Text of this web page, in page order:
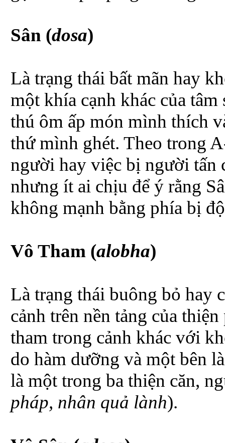
Sân (dosa)
Là trạng thái bất mãn hay
một khía cạnh khác của
thú ôm ấp món mình thích
thứ mình ghét. Theo trong
người hay việc bị người tấn
nhưng ít ai chịu để ý rằng
không mạnh bằng phía bị
Vô Tham (alobha)
Là trạng thái buông bỏ hay
cảnh trên nền tảng của
tham trong cảnh khác với
do hàm dưỡng và một bên
là một trong ba thiện căn,
pháp, nhân quả lành).